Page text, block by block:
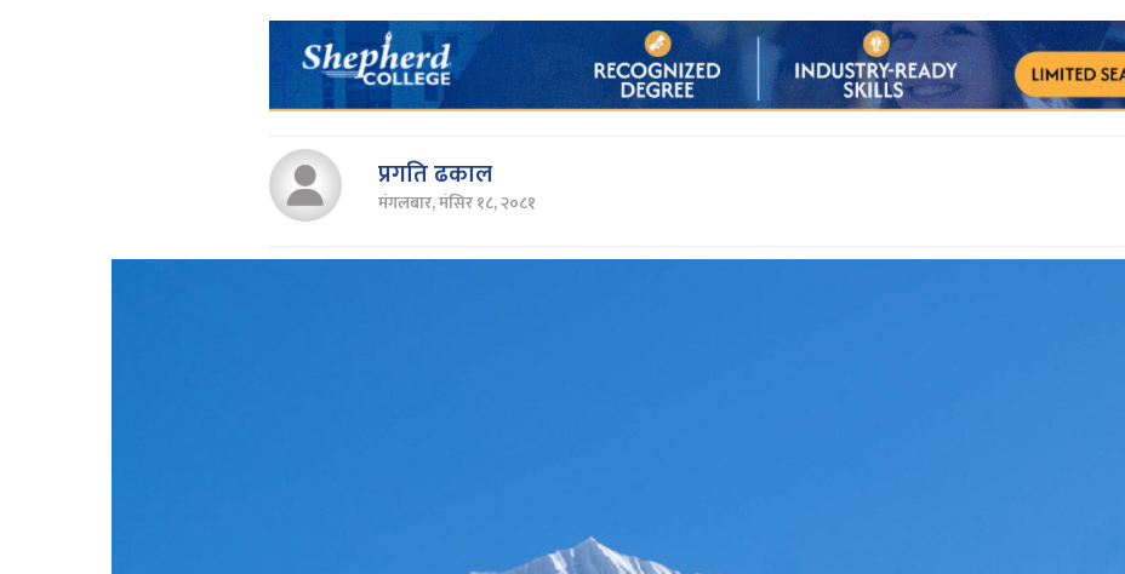
प्रगति ढकाल
मंगलबार, मंसिर १८, २०८१